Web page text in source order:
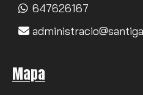
647626167
administracio
Mapa